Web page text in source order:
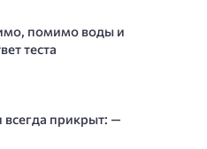
помимо воды и
теста
прикрыт: —